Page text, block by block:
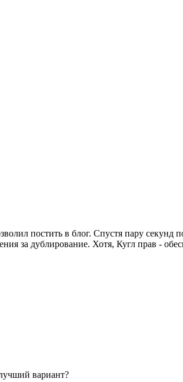
постить в блог. Спустя пару секунд
за дублирование. Хотя, Кугл прав -
вариант?